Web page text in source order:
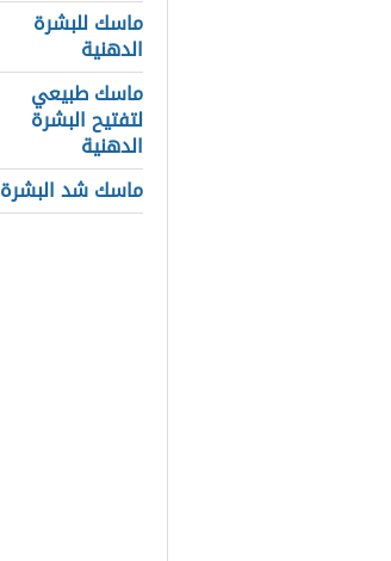
ماسك للبشرة
الدهنية
ماسك طبيعي
لتفتيح البشرة
الدهنية
ماسك شد البشرة